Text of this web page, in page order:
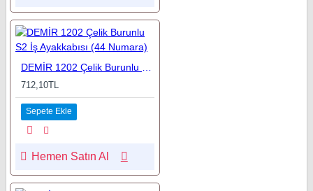
712,10TL
Sepete Ekle
Hemen Satın Al